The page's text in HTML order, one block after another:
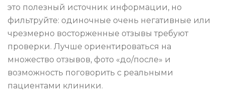
это полезный источник информации, но
фильтруйте: одиночные очень негативные или
чрезмерно восторженные отзывы требуют
проверки. Лучше ориентироваться на
множество отзывов, фото «до/после» и
возможность поговорить с реальными
пациентами клиники.